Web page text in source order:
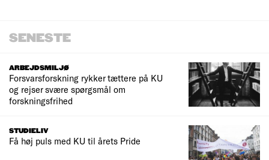
SENESTE
ARBEJDSMILJØ
Forsvarsforskning rykker tættere på KU
og rejser svære spørgsmål om
forskningsfrihed
STUDIELIV
Få høj puls med KU til årets Pride